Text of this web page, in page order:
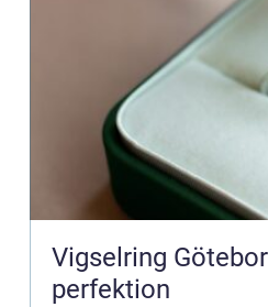
Vigselring
perfektion